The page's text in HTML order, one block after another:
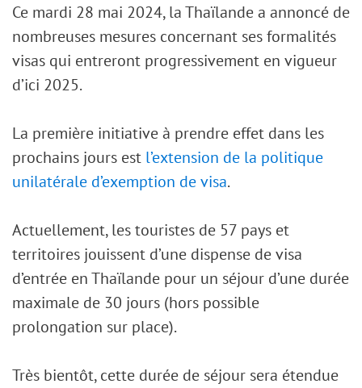
Ce mardi 28 mai 2024, la Thaïlande a annoncé de
nombreuses mesures concernant ses formalités
visas qui entreront progressivement en vigueur
d’ici 2025.
La première initiative à prendre effet dans les
prochains jours est l’extension de la politique
unilatérale d’exemption de visa.
Actuellement, les touristes de 57 pays et
territoires jouissent d’une dispense de visa
d’entrée en Thaïlande pour un séjour d’une durée
maximale de 30 jours (hors possible
prolongation sur place).
Très bientôt, cette durée de séjour sera étendue